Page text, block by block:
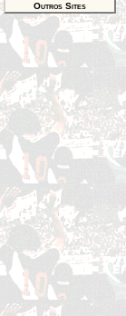
Outros Sites